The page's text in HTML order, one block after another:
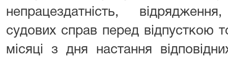
непрацездатність,
судових справ перед відпусткою
місяці з дня настання